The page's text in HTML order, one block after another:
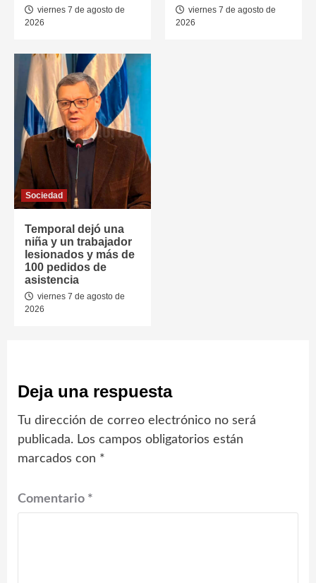
viernes 7 de agosto de
2026
viernes 7 de agosto de
2026
Sociedad
Temporal dejó una
niña y un trabajador
lesionados y más de
100 pedidos de
asistencia
viernes 7 de agosto de
2026
Deja una respuesta
Tu dirección de correo electrónico no será
publicada. Los campos obligatorios están
marcados con *
Comentario *